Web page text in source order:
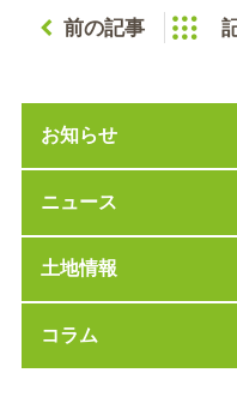
前の記事
お知らせ
ニュース
土地情報
コラム